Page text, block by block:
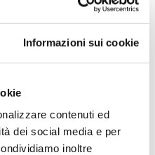
Informazioni sui cookie
contenuti ed
dei social media e per
inoltre
del
chiede
locali
la
dopo gli